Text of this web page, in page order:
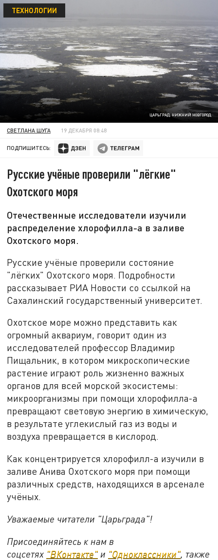
ЦАРЬГРАД. НИЖНИЙ НОВГОРОД
ТЕХНОЛОГИИ
СВЕТЛАНА ШУГА 19 ДЕКАБРЯ 08:48
ПОДПИШИТЕСЬ:
Русские учёные проверили "лёгкие"
Охотского моря
Отечественные исследователи изучили
распределение хлорофилла-а в заливе
Охотского моря.
Русские учёные проверили состояние
"лёгких" Охотского моря. Подробности
рассказывает РИА Новости со ссылкой на
Сахалинский государственный университет.
Охотское море можно представить как
огромный аквариум, говорит один из
исследователей профессор Владимир
Пищальник, в котором микроскопические
растение играют роль жизненно важных
органов для всей морской экосистемы:
микроорганизмы при помощи хлорофилла-а
превращают световую энергию в химическую,
в результате углекислый газ из воды и
воздуха превращается в кислород.
Как концентрируется хлорофилл-а изучили в
заливе Анива Охотского моря при помощи
различных средств, находящихся в арсенале
учёных.
Уважаемые читатели "Царьграда"!
Присоединяйтесь к нам в
соцсетях "ВКонтакте" и "Одноклассники" , также